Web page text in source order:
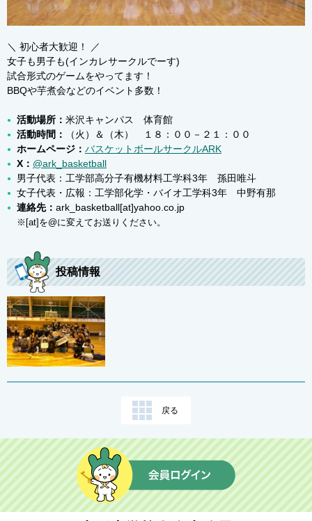
ベトナム同窓会 中国同窓会
モンゴル同窓会
情報インデックス
就職・公務員試験 学部・研究科・センター等
附属施設・関係組織
交流広場
山形情報広場
趣味の広場 イベント広場
就職活動広場
留学生の広場
＼ 初心者大歓迎！ ／
女子も男子も(インカレサークルでーす)
試合形式のゲームをやってます！
BBQや芋煮会などのイベント多数！
活動場所： 米沢キャンパス 体育館
活動時間：
（火）＆（木） １８：００－２１：００
ホームページ： バスケットボールサークルARK
X： @ark_basketball
男子代表：工学部高分子有機材料工学科3年 孫田唯斗
女子代表・広報：工学部化学・バイオ工学科3年 中野有那
連絡先： ark_basketball[at]yahoo.co.jp
※[at]を@に変えてお送りください。
投稿情報
戻る